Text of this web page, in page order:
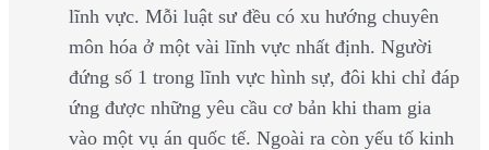
lĩnh vực. Mỗi luật sư đều có xu hướng chuyên
môn hóa ở một vài lĩnh vực nhất định. Người
đứng số 1 trong lĩnh vực hình sự, đôi khi chỉ đáp
ứng được những yêu cầu cơ bản khi tham gia
vào một vụ án quốc tế. Ngoài ra còn yếu tố kinh